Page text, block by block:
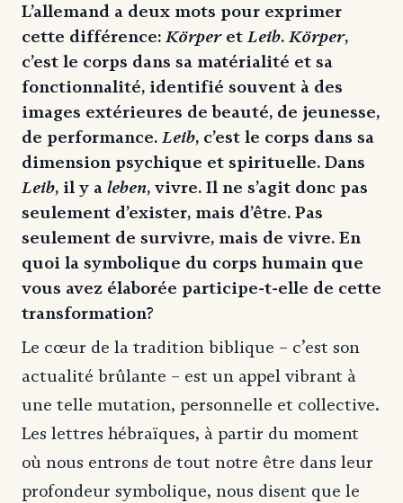
L’allemand a deux mots pour exprimer
cette différence: Körperet Leib. Körper,
c’est le corps dans sa matérialité et sa
fonctionnalité, identifié souvent à des
images extérieures de beauté, de jeunesse,
de performance. Leib, c’est le corps dans sa
dimension psychique et spirituelle. Dans
Leib, il y a leben, vivre. Il ne s’agit donc pas
seulement d’exister, mais d’être. Pas
seulement de survivre, mais de vivre. En
quoi la symbolique du corps humain que
vous avez élaborée participe-t-elle de cette
transformation?
Le cœur de la tradition biblique – c’est son
actualité brûlante – est un appel vibrant à
une telle mutation, personnelle et collective.
Les lettres hébraïques, à partir du moment
où nous entrons de tout notre être dans leur
profondeur symbolique, nous disent que le